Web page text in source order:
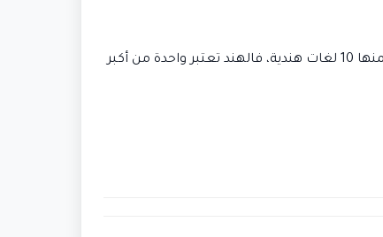
يُذكر أن عدد مستخدمي واتس اب النشطين شهريًا يتجاوز 1.5 مليون مستخدم بأكثر من 50 لغة مختلفة حول العالم، من ضمنها 10 لغات هندية، فالهند تعتبر واحدة من أكبر